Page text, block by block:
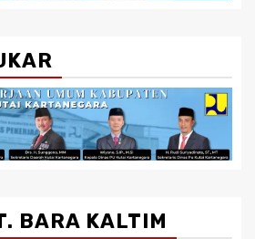
BARA KALTIM